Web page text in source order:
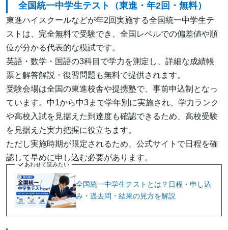
全国統一中学生テスト（東進・年2回・無料）
東進ハイスクールなどが年2回実施する全国統一中学生テ
ストは、完全無料で受験でき、全国レベルでの偏差値や順
位が分かる代表的な模試です。
英語・数学・国語の3科目で学力を測定し、詳細な成績帳
票と解答解説・復習問題も無料で提供されます。
受験会場は全国の東進校舎や提携塾で、事前申込制となっ
ています。中1から中3まで学年別に実施され、学力ランク
や高校入試を見据えた到達度も確認できるため、高校受験
を見据えた実力把握に役立ちます。
ただし実施時期が限定されるため、公式サイトで日程を確
認して早めに申し込む必要があります。
あわせて読みたい
全国統一中学生テストとは？日程・申し込
み・過去問・結果の見方を解説